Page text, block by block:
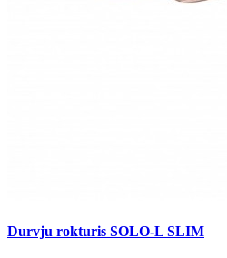
Durvju rokturis SOLO-L SLIM